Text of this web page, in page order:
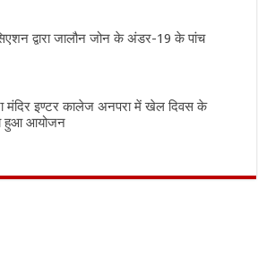
द्वारा जालौन जोन के अंडर-19 के पांच
मंदिर इण्टर कालेज अनपरा में खेल दिवस के
हुआ आयोजन